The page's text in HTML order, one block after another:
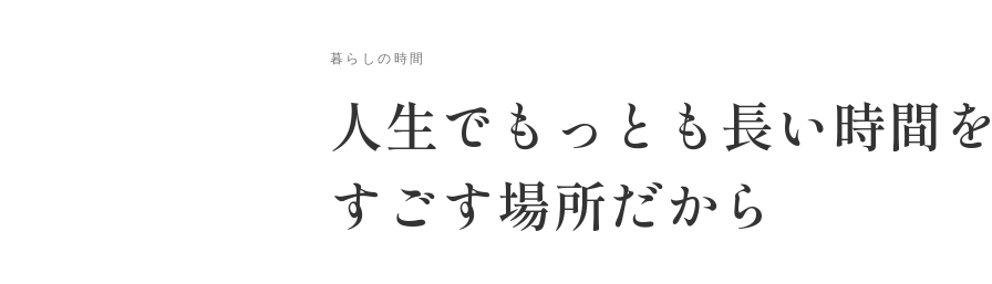
暮らしの時間
人生でもっとも 長い時間
すごす場所だから